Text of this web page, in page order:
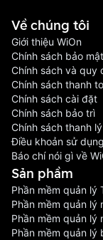
Về chúng tôi
Giới thiệu WiOn
Chính sách bảo
Chính sách và quy
Chính sách thanh
Chính sách cài đặt
Chính sách bảo trì
Chính sách thanh
Điều khoản sử dụng
Báo chí nói gì về
Sản phầm
Phần mềm quản lý
Phần mềm quản lý
Phần mềm quản lý
Phần mềm quản lý